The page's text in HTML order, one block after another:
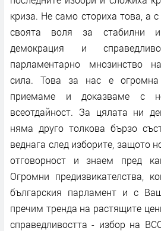
криза. Не само сториха това, а
своята воля за стабилни
демокрация и
парламентарно мнозинство
сила. Това за нас е огромна
приемаме и доказваме с
всеотдайност. За цялата ни
няма друго толкова бързо
веднага след изборите, защото
отговорност и знаем пред
Огромни предизвикателства,
българския парламент и с
пречим тренда на растящите
справедливостта - избор на